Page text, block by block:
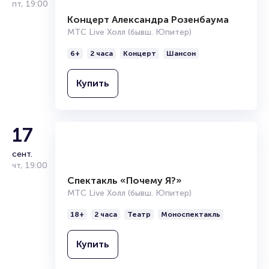
пт, 19:00
Концерт Александра Розенбаума
6+ 2 часа
17
Спектакль «Почему Я?»
МТС Live Холл (бывш. Юпитер)